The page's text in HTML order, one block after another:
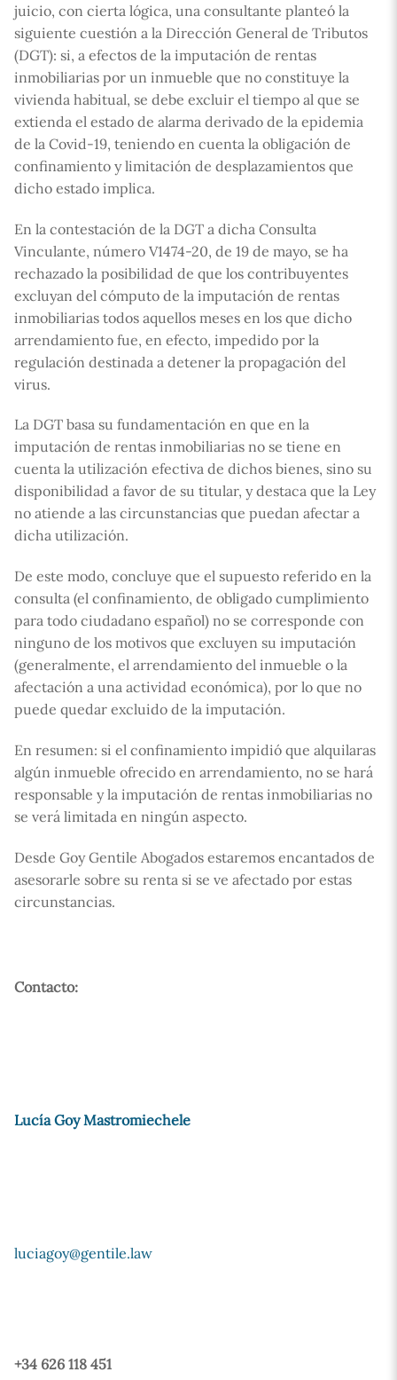
juicio, con cierta lógica, una consultante planteó la
siguiente cuestión a la Dirección General de Tributos
(DGT): si, a efectos de la imputación de rentas
inmobiliarias por un inmueble que no constituye la
vivienda habitual, se debe excluir el tiempo al que se
extienda el estado de alarma derivado de la epidemia
de la Covid-19, teniendo en cuenta la obligación de
confinamiento y limitación de desplazamientos que
dicho estado implica.
En la contestación de la DGT a dicha Consulta
Vinculante, número V1474-20, de 19 de mayo, se ha
rechazado la posibilidad de que los contribuyentes
excluyan del cómputo de la imputación de rentas
inmobiliarias todos aquellos meses en los que dicho
arrendamiento fue, en efecto, impedido por la
regulación destinada a detener la propagación del
virus.
La DGT basa su fundamentación en que en la
imputación de rentas inmobiliarias no se tiene en
cuenta la utilización efectiva de dichos bienes, sino su
disponibilidad a favor de su titular, y destaca que la Ley
no atiende a las circunstancias que puedan afectar a
dicha utilización.
De este modo, concluye que el supuesto referido en la
consulta (el confinamiento, de obligado cumplimiento
para todo ciudadano español) no se corresponde con
ninguno de los motivos que excluyen su imputación
(generalmente, el arrendamiento del inmueble o la
afectación a una actividad económica), por lo que no
puede quedar excluido de la imputación.
En resumen: si el confinamiento impidió que alquilaras
algún inmueble ofrecido en arrendamiento, no se hará
responsable y la imputación de rentas inmobiliarias no
se verá limitada en ningún aspecto.
Desde Goy Gentile Abogados estaremos encantados de
asesorarle sobre su renta si se ve afectado por estas
circunstancias.
Contacto:
Lucía Goy Mastromiechele
luciagoy@gentile.law
+34 626 118 451